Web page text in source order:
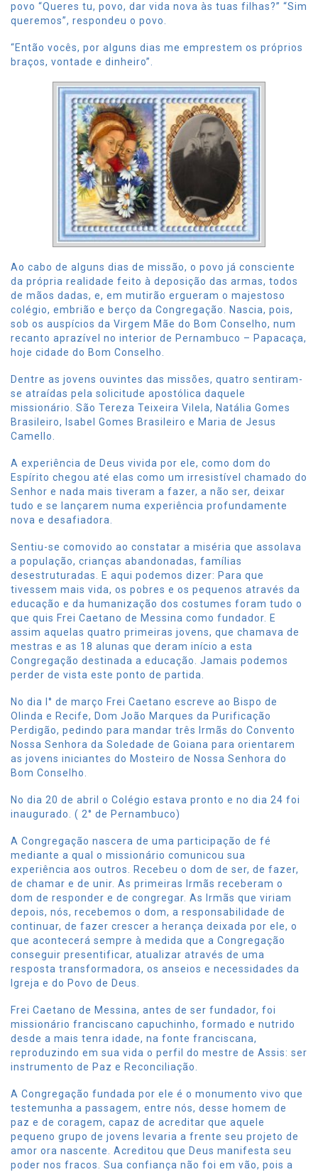
povo “Queres tu, povo, dar vida nova às tuas filhas?” “Sim
queremos”, respondeu o povo.
“Então vocês, por alguns dias me emprestem os próprios
braços, vontade e dinheiro”.
Ao cabo de alguns dias de missão, o povo já consciente
da própria realidade feito à deposição das armas, todos
de mãos dadas, e, em mutirão ergueram o majestoso
colégio, embrião e berço da Congregação. Nascia, pois,
sob os auspícios da Virgem Mãe do Bom Conselho, num
recanto aprazível no interior de Pernambuco – Papacaça,
hoje cidade do Bom Conselho.
Dentre as jovens ouvintes das missões, quatro sentiram-
se atraídas pela solicitude apostólica daquele
missionário. São Tereza Teixeira Vilela, Natália Gomes
Brasileiro, Isabel Gomes Brasileiro e Maria de Jesus
Camello.
A experiência de Deus vivida por ele, como dom do
Espírito chegou até elas como um irresistível chamado do
Senhor e nada mais tiveram a fazer, a não ser, deixar
tudo e se lançarem numa experiência profundamente
nova e desafiadora.
Sentiu-se comovido ao constatar a miséria que assolava
a população, crianças abandonadas, famílias
desestruturadas. E aqui podemos dizer: Para que
tivessem mais vida, os pobres e os pequenos através da
educação e da humanização dos costumes foram tudo o
que quis Frei Caetano de Messina como fundador. E
assim aquelas quatro primeiras jovens, que chamava de
mestras e as 18 alunas que deram início a esta
Congregação destinada a educação. Jamais podemos
perder de vista este ponto de partida.
No dia l° de março Frei Caetano escreve ao Bispo de
Olinda e Recife, Dom João Marques da Purificação
Perdigão, pedindo para mandar três Irmãs do Convento
Nossa Senhora da Soledade de Goiana para orientarem
as jovens iniciantes do Mosteiro de Nossa Senhora do
Bom Conselho.
No dia 20 de abril o Colégio estava pronto e no dia 24 foi
inaugurado. ( 2° de Pernambuco)
A Congregação nascera de uma participação de fé
mediante a qual o missionário comunicou sua
experiência aos outros. Recebeu o dom de ser, de fazer,
de chamar e de unir. As primeiras Irmãs receberam o
dom de responder e de congregar. As Irmãs que viriam
depois, nós, recebemos o dom, a responsabilidade de
continuar, de fazer crescer a herança deixada por ele, o
que acontecerá sempre à medida que a Congregação
conseguir presentificar, atualizar através de uma
resposta transformadora, os anseios e necessidades da
Igreja e do Povo de Deus.
Frei Caetano de Messina, antes de ser fundador, foi
missionário franciscano capuchinho, formado e nutrido
desde a mais tenra idade, na fonte franciscana,
reproduzindo em sua vida o perfil do mestre de Assis: ser
instrumento de Paz e Reconciliação.
A Congregação fundada por ele é o monumento vivo que
testemunha a passagem, entre nós, desse homem de
paz e de coragem, capaz de acreditar que aquele
pequeno grupo de jovens levaria a frente seu projeto de
amor ora nascente. Acreditou que Deus manifesta seu
poder nos fracos. Sua confiança não foi em vão, pois a